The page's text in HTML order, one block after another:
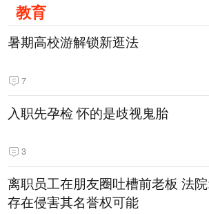
教育
暑期高校游解锁新逛法
7
入职先孕检 怀的是歧视鬼胎
3
离职员工在朋友圈吐槽前老板 法
存在侵害其名誉权可能